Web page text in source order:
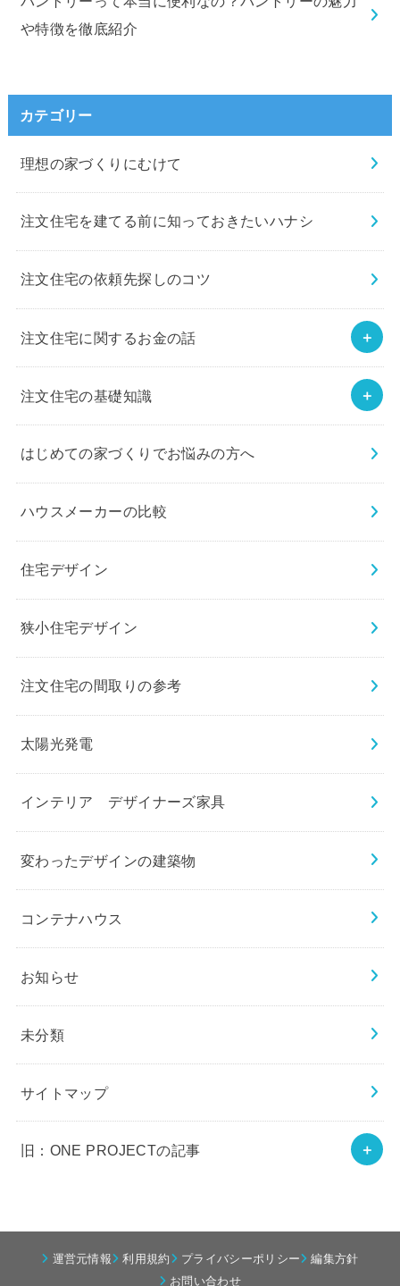
や特徴を徹底紹介
カテゴリー
理想の家づくりにむけて
注文住宅を建てる前に知っておきたいハナシ
注文住宅の依頼先探しのコツ
注文住宅に関するお金の話
注文住宅の基礎知識
はじめての家づくりでお悩みの方へ
ハウスメーカーの比較
住宅デザイン
狭小住宅デザイン
注文住宅の間取りの参考
太陽光発電
インテリア デザイナーズ家具
変わったデザインの建築物
コンテナハウス
お知らせ
未分類
サイトマップ
旧：ONE PROJECTの記事
運営元情報 利用規約 プライバシーポリシー
編集方針
お問い合わせ